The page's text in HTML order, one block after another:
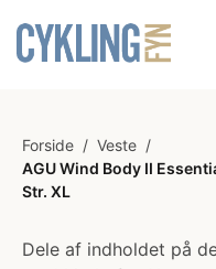
Forside / Veste /
AGU Wind Body II
Str. XL
Dele af indholdet på